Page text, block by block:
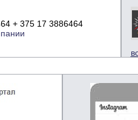
+ 375 17 3886464